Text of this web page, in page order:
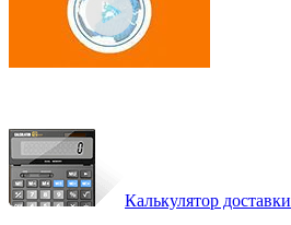
Калькулятор доставки